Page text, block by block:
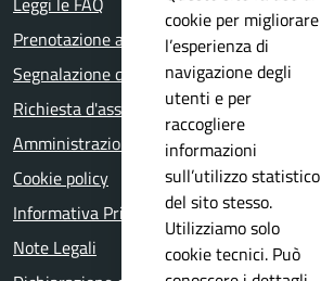
Prenotazione appuntamento
Segnalazione disservizio
Richiesta d'assistenza
Amministrazione trasparente
Cookie policy
Informativa Privacy
Note Legali
cookie per migliorare
l’esperienza di
navigazione degli
utenti e per
raccogliere
informazioni
sull’utilizzo statistico
del sito stesso.
Utilizziamo solo
cookie tecnici. Può